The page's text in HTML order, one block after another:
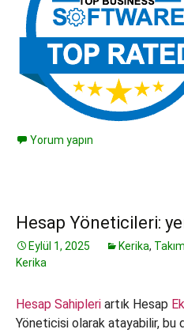
Yorum yapın
Hesap Yöneticileri:
Eylül 1, 2025 Kerika,
Kerika
Hesap Sahipleri artık Hesap
Yöneticisi olarak atayabilir, bu